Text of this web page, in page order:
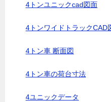
4トンユニックcad図面
4トンワイドトラックCAD
4トン車 断面図
4トン車の荷台寸法
4ユニックデータ